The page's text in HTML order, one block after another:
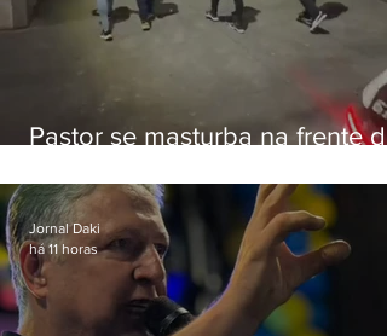
Pastor se masturba na frente de
Jornal Daki
há 11 horas